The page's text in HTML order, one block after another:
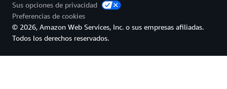
Sus opciones de privacidad
Preferencias de cookies
© 2026, Amazon Web Services, Inc. o sus empresas afiliadas.
Todos los derechos reservados.